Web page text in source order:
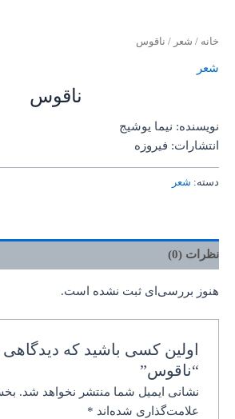
خانه / شعر / ناقوس
شعر
ناقوس
نویسنده: نیما یوشیج
انتشارات: فیروزه
دسته: شعر
نظرات (0)
هنوز بررسی‌ای ثبت نشده است.
اولین کسی باشید که
“ناقوس”
نشانی ایمیل شما منتشر نخواهد شد.
علامت‌گذاری شده‌اند *